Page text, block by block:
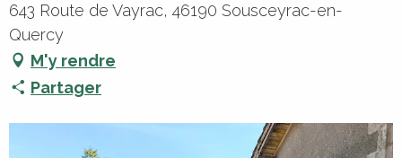
643 Route de Vayrac, 46190 Sousceyrac-en-
Quercy
M'y rendre
Partager